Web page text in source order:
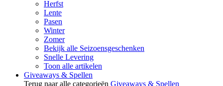
Herfst
Lente
Pasen
Winter
Zomer
Bekijk alle Seizoensgeschenken
Snelle Levering
Toon alle artikelen
Giveaways & Spellen
Terug naar alle categorieën Giveaways & Spellen